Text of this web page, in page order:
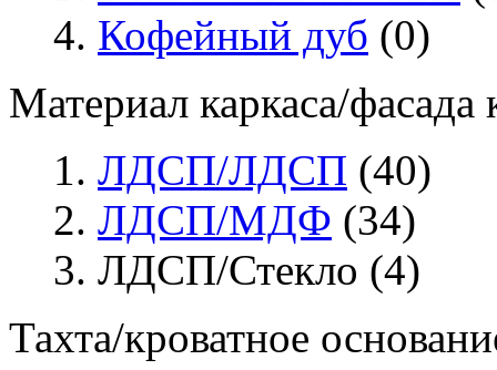
Кофейный дуб (0)
Материал каркаса/
ЛДСП/ЛДСП (40)
ЛДСП/МДФ (34)
ЛДСП/Стекло (4)
Тахта/кроватное